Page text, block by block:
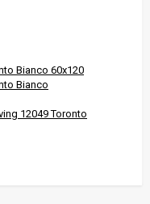
Bianco 60x120
Bianco
12049 Toronto